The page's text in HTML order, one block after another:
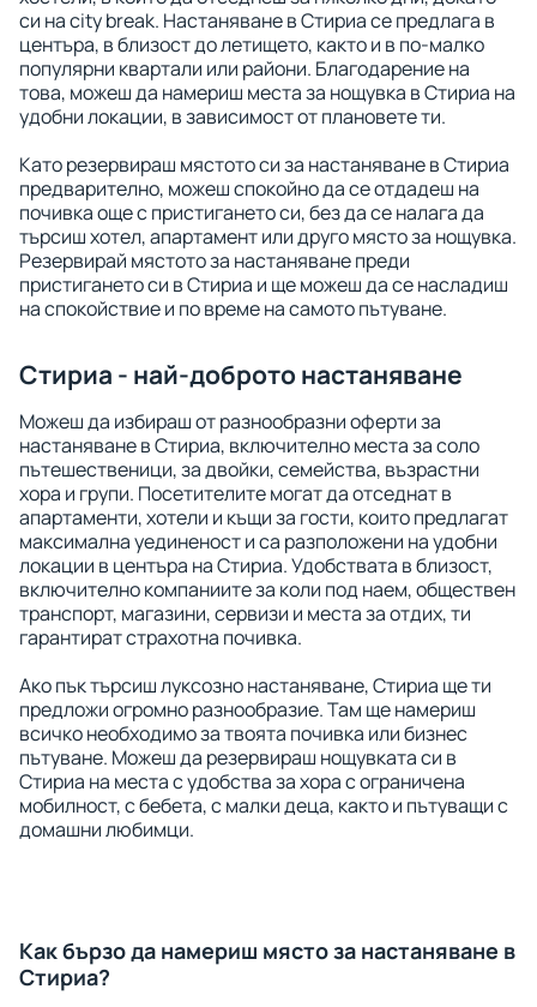
си на city break. Настаняване в Стириа се предлага в
центъра, в близост до летището, както и в по-малко
популярни квартали или райони. Благодарение на
това, можеш да намериш места за нощувка в Стириа на
удобни локации, в зависимост от плановете ти.
Като резервираш мястото си за настаняване в Стириа
предварително, можеш спокойно да се отдадеш на
почивка още с пристигането си, без да се налага да
търсиш хотел, апартамент или друго място за нощувка.
Резервирай мястото за настаняване преди
пристигането си в Стириа и ще можеш да се насладиш
на спокойствие и по време на самото пътуване.
Стириа - най-доброто настаняване
Можеш да избираш от разнообразни оферти за
настаняване в Стириа, включително места за соло
пътешественици, за двойки, семейства, възрастни
хора и групи. Посетителите могат да отседнат в
апартаменти, хотели и къщи за гости, които предлагат
максимална уединеност и са разположени на удобни
локации в центъра на Стириа. Удобствата в близост,
включително компаниите за коли под наем, обществен
транспорт, магазини, сервизи и места за отдих, ти
гарантират страхотна почивка.
Ако пък търсиш луксозно настаняване, Стириа ще ти
предложи огромно разнообразие. Там ще намериш
всичко необходимо за твоята почивка или бизнес
пътуване. Можеш да резервираш нощувката си в
Стириа на места с удобства за хора с ограничена
мобилност, с бебета, с малки деца, както и пътуващи с
домашни любимци.
Как бързо да намериш място за настаняване в
Стириа?